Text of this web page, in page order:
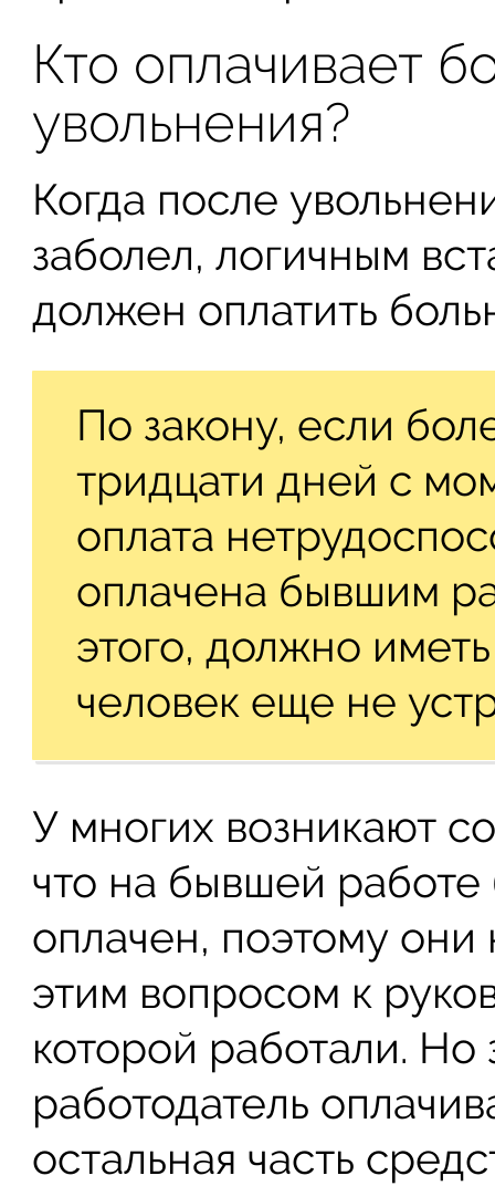
Кто оплачивает
увольнения?
Когда после
заболел, логичным
должен оплатить
По закону, если
тридцати дней с
оплата
оплачена бывшим
этого, должно
человек еще не
У многих возникают
что на бывшей
оплачен, поэтому
этим вопросом к
которой работали. Но
работодатель
остальная часть